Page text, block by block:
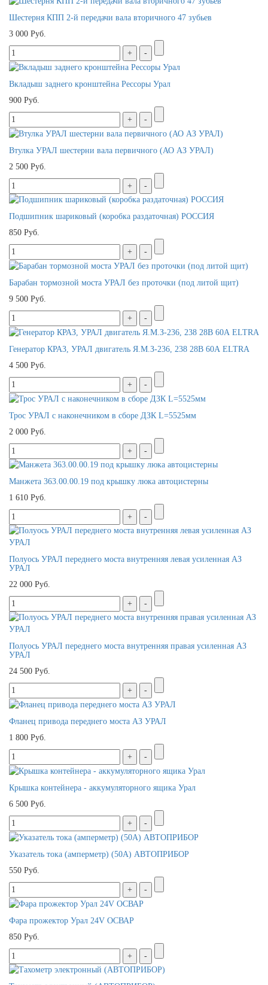
Шестерня КПП 2-й передачи вала вторичного 47 зубьев
3 000 Руб.
Вкладыш заднего кронштейна Рессоры Урал
900 Руб.
Втулка УРАЛ шестерни вала первичного (АО АЗ УРАЛ)
2 500 Руб.
Подшипник шариковый (коробка раздаточная) РОССИЯ
850 Руб.
Барабан тормозной моста УРАЛ без проточки (под литой щит)
9 500 Руб.
Генератор КРАЗ, УРАЛ двигатель Я.М.З-236, 238 28В 60А ELTRA
4 500 Руб.
Трос УРАЛ с наконечником в сборе ДЗК L=5525мм
2 000 Руб.
Манжета 363.00.00.19 под крышку люка автоцистерны
1 610 Руб.
Полуось УРАЛ переднего моста внутренняя левая усиленная АЗ
УРАЛ
22 000 Руб.
Полуось УРАЛ переднего моста внутренняя правая усиленная АЗ
УРАЛ
24 500 Руб.
Фланец привода переднего моста АЗ УРАЛ
1 800 Руб.
Крышка контейнера - аккумуляторного ящика Урал
6 500 Руб.
Указатель тока (амперметр) (50А) АВТОПРИБОР
550 Руб.
Фара прожектор Урал 24V ОСВАР
850 Руб.